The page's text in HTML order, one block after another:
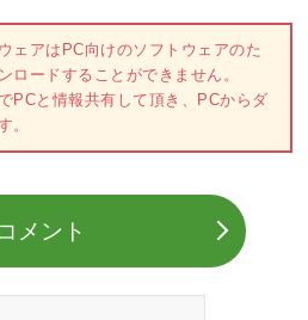
ェアはPC向けのソフトウェアのた
ロードすることができません。
PCと情報共有して頂き、PCからダ
。
コメント